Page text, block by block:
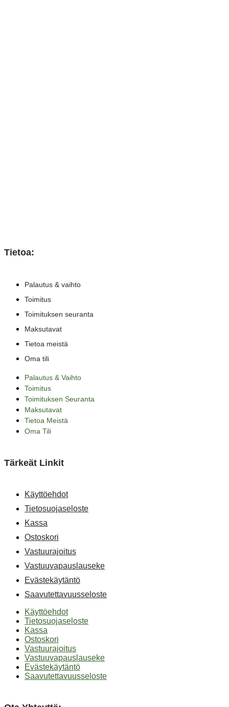
Tietoa:
Palautus & vaihto
Toimitus
Toimituksen seuranta
Maksutavat
Tietoa meistä
Oma tili
Palautus & Vaihto
Toimitus
Toimituksen Seuranta
Maksutavat
Tietoa Meistä
Oma Tili
Tärkeät Linkit
Käyttöehdot
Tietosuojaseloste
Kassa
Ostoskori
Vastuurajoitus
Vastuuvapauslauseke
Evästekäytäntö
Saavutettavuusseloste
Käyttöehdot
Tietosuojaseloste
Kassa
Ostoskori
Vastuurajoitus
Vastuuvapauslauseke
Evästekäytäntö
Saavutettavuusseloste